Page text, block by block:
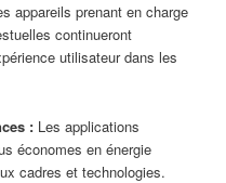
appareils prenant en charge
continueront
utilisateur dans les
:Les applications
économes en énergie
cadres et technologies.